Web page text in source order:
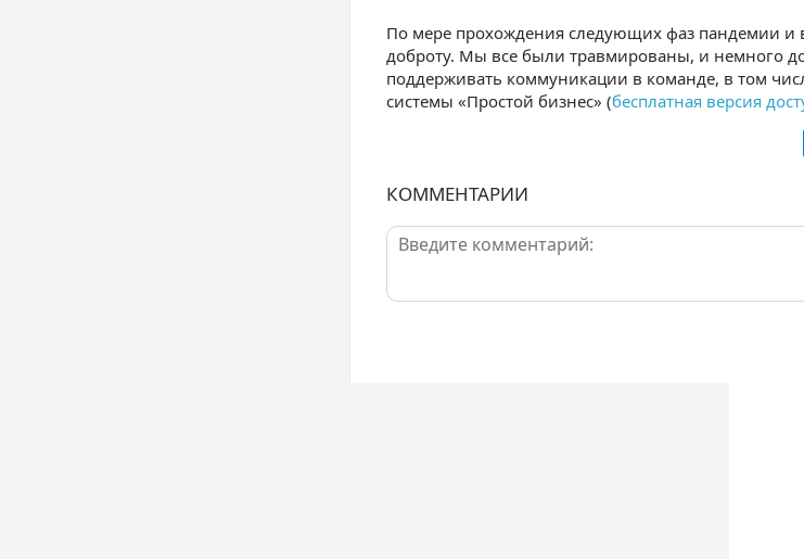
По мере прохождения следующих фаз пандемии
доброту. Мы все были травмированы, и немного
поддерживать коммуникации в команде, в том
системы «Простой бизнес» (бесплатная версия
КОММЕНТАРИИ